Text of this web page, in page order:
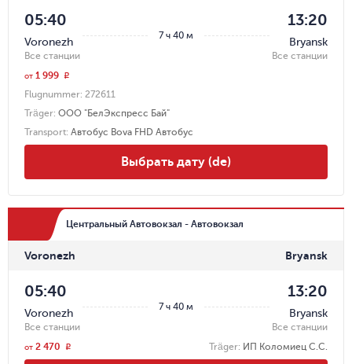
7 ч 40 м
05:40
Voronezh
Все станции
13:20
Bryansk
Все станции
Flugnummer: 272611
Träger: ООО "БелЭкспресс Бай"
Transport: Автобус Bova FHD Автобус
от 1 999 r
Выбрать дату (de)
Центральный Автовокзал - Автовокзал
Voronezh Bryansk
7 ч 40 м
05:40
Voronezh
Все станции
13:20
Bryansk
Все станции
Träger: ИП Коломиец С.С.
от 2 470 r